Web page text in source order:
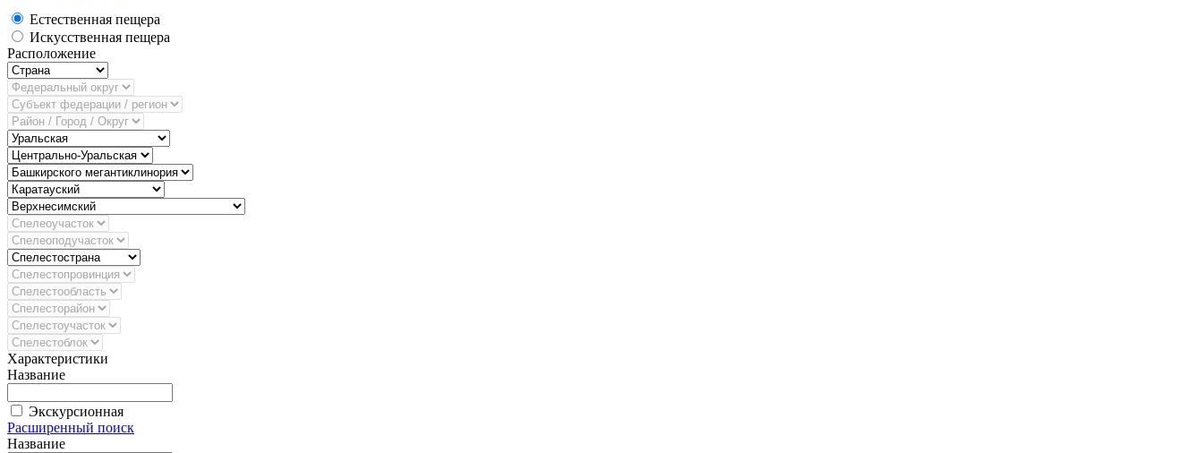
Естественная пещера
Искусственная пещера
Расположение
Характеристики
Название
Экскурсионная
Расширенный поиск
Название